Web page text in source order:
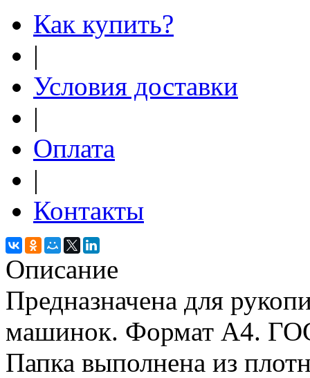
Как купить?
|
Условия доставки
|
Оплата
|
Контакты
Описание
Предназначена для
машинок. Формат А4.
Папка выполнена из